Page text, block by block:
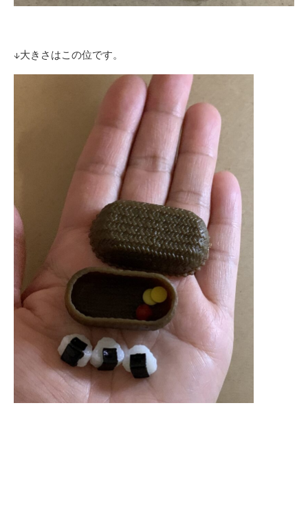
↓大きさはこの位です。